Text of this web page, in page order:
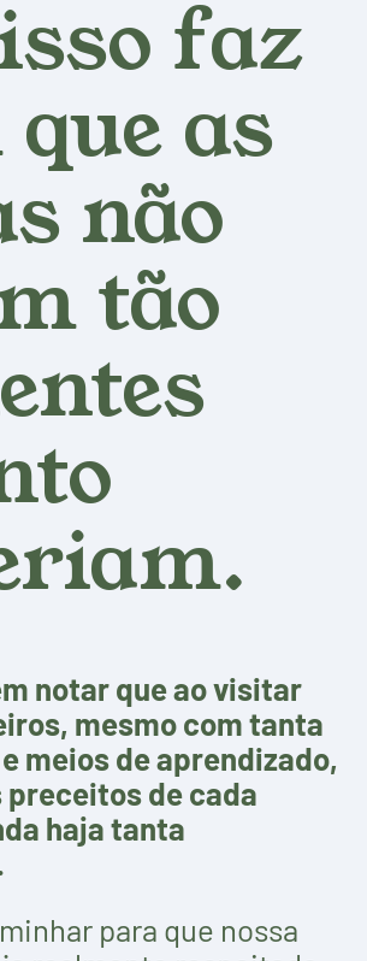
faz
as
não
tão
notar que ao visitar
mesmo com tanta
meios de aprendizado,
preceitos de cada
haja tanta
para que nossa